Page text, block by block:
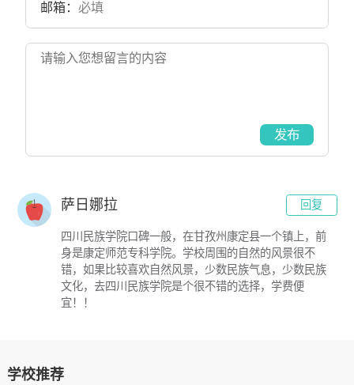
邮箱：
发布
萨日娜拉 回复
四川民族学院口碑一般，在甘孜州康定县一个镇上，前
身是康定师范专科学院。学校周围的自然的风景很不
错，如果比较喜欢自然风景，少数民族气息，少数民族
文化，去四川民族学院是个很不错的选择，学费便
宜！！
学校推荐